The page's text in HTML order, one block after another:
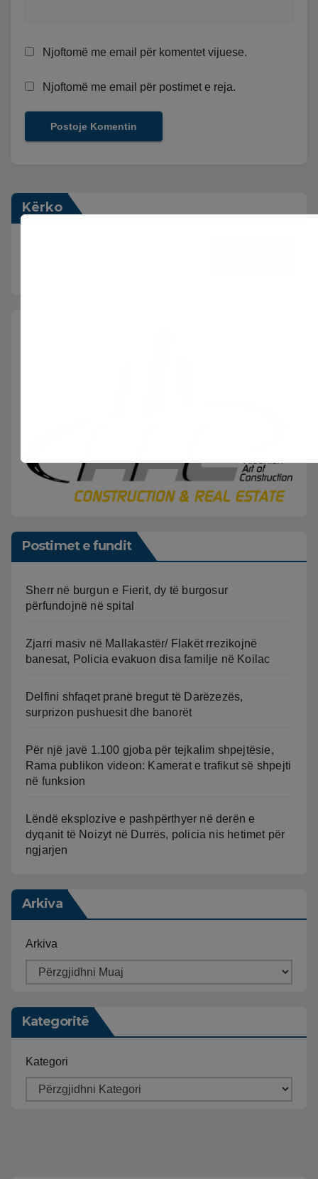
Njoftomë me email për komentet vijuese.
Njoftomë me email për postimet e reja.
Kërko
Postimet e fundit
Sherr në burgun e Fierit, dy të burgosur
përfundojnë në spital
Zjarri masiv në Mallakastër/ Flakët rrezikojnë
banesat, Policia evakuon disa familje në Koilac
Delfini shfaqet pranë bregut të Darëzezës,
surprizon pushuesit dhe banorët
Për një javë 1.100 gjoba për tejkalim shpejtësie,
Rama publikon videon: Kamerat e trafikut së shpejti
në funksion
Lëndë eksplozive e pashpërthyer në derën e
dyqanit të Noizyt në Durrës, policia nis hetimet për
ngjarjen
Arkiva
Arkiva
Kategoritë
Kategori